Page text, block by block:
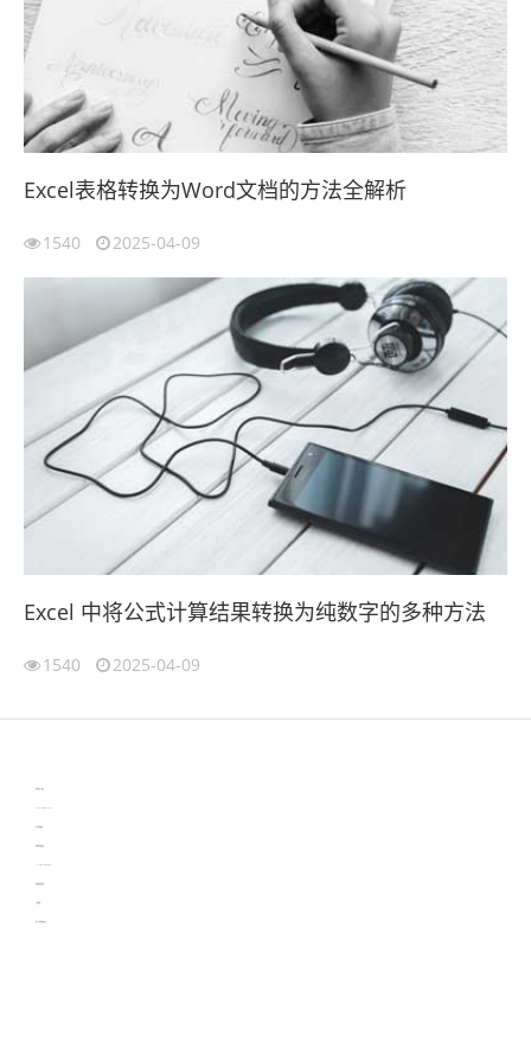
Excel表格转换为Word文档的方法全解析
1540 2025-04-09
Excel 中将公式计算结果转换为纯数字的多种方法
1540 2025-04-09